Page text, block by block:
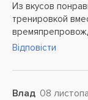
Из вкусов
тренировкой
Відповісти
Влад 08